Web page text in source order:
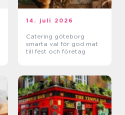
14. juli 2026
Catering göteborg
smarta val för god mat
till fest och företag